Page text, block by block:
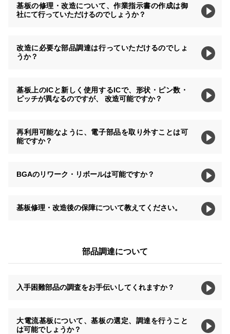
基板の修理・改造について、作業指示書の作成は御
社にて行っていただけるのでしょうか？
改造に必要な部品調達は行っていただけるのでしょ
うか？
基板上のICと新しく使用するICで、形状・ピン数・
ピッチが異なるのですが、 改造可能ですか？
再利用可能なように、電子部品を取り外すことは可
能ですか？
BGAのリワーク・リボールは可能ですか？
基板修理・改造後の保障について教えてください。
部品調達について
入手困難部品の調査をお手伝いしてくれますか？
大電流基板について、基板の選定、調達を行うこと
は可能でしょうか？